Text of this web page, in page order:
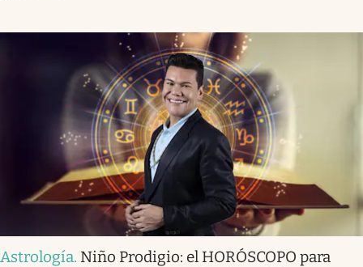
Astrología. Niño Prodigio: el HORÓSCOPO para